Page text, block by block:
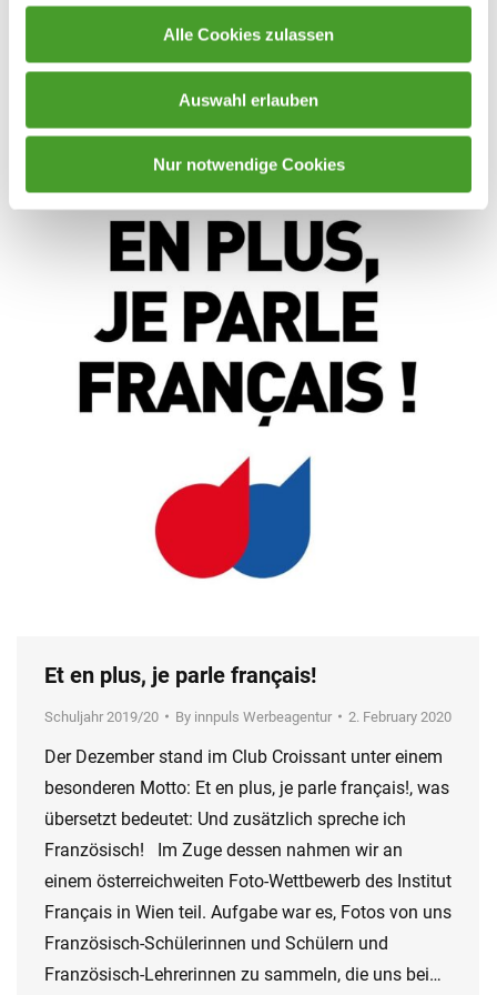
Alle Cookies zulassen
Auswahl erlauben
Nur notwendige Cookies
Et en plus, je parle français!
Schuljahr 2019/20 By innpuls Werbeagentur 2. February 2020
Der Dezember stand im Club Croissant unter einem
besonderen Motto: Et en plus, je parle français!, was
übersetzt bedeutet: Und zusätzlich spreche ich
Französisch! Im Zuge dessen nahmen wir an
einem österreichweiten Foto-Wettbewerb des Institut
Français in Wien teil. Aufgabe war es, Fotos von uns
Französisch-Schülerinnen und Schülern und
Französisch-Lehrerinnen zu sammeln, die uns bei…